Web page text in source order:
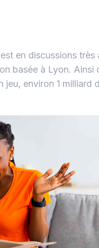
en discussions très
basée à Lyon. Ainsi
jeu, environ 1 milliard